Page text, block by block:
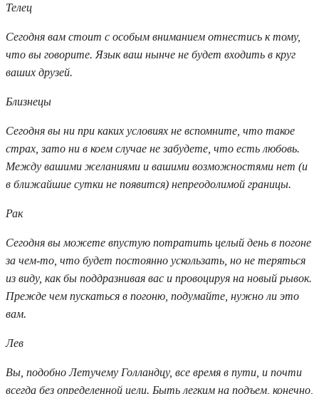
Телец
Сегодня вам стоит с особым вниманием отнестись к тому,
что вы говорите. Язык ваш нынче не будет входить в круг
ваших друзей.
Близнецы
Сегодня вы ни при каких условиях не вспомните, что такое
страх, зато ни в коем случае не забудете, что есть любовь.
Между вашими желаниями и вашими возможностями нет (и
в ближайшие сутки не появится) непреодолимой границы.
Рак
Сегодня вы можете впустую потратить целый день в погоне
за чем-то, что будет постоянно ускользать, но не теряться
из виду, как бы поддразнивая вас и провоцируя на новый рывок.
Прежде чем пускаться в погоню, подумайте, нужно ли это
вам.
Лев
Вы, подобно Летучему Голландцу, все время в пути, и почти
всегда без определенной цели. Быть легким на подъем, конечно,